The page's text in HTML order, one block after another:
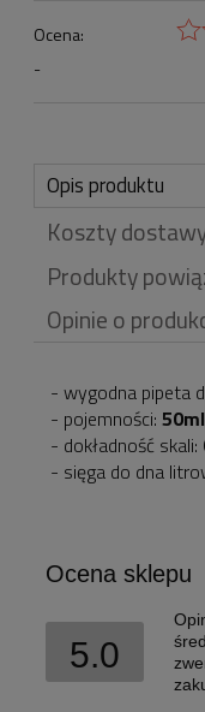
Ocena:
-
Opis produktu
Koszty
Cena nie
płatności
Produkty
Opinie o
- wygodna pipeta
- pojemności:
- dokładność skali:
- sięga do dna
Ocena sklepu
5.0